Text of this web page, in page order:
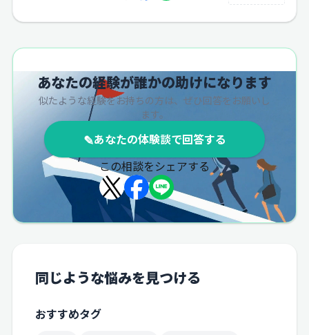
あなたの経験が誰かの助けになります
似たような経験をお持ちの方は、ぜひ回答をお願いし
ます。
✎あなたの体験談で回答する
この相談をシェアする
同じような悩みを見つける
おすすめタグ